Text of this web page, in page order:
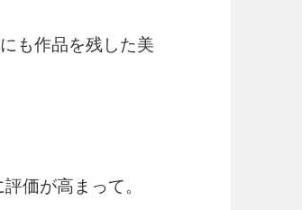
も作品を残した美
価が高まって。